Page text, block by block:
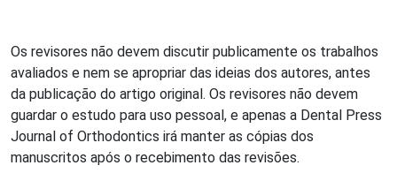
Os revisores não devem discutir publicamente os trabalhos
avaliados e nem se apropriar das ideias dos autores, antes
da publicação do artigo original. Os revisores não devem
guardar o estudo para uso pessoal, e apenas a Dental Press
Journal of Orthodontics irá manter as cópias dos
manuscritos após o recebimento das revisões.